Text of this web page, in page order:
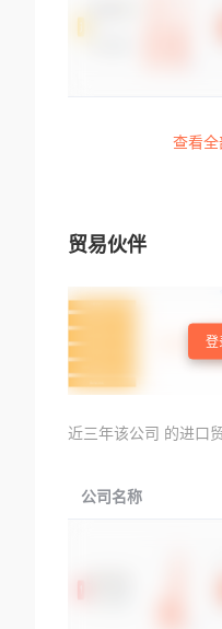
查看
贸易伙伴
登
近三年该公司 的进口
公司名称